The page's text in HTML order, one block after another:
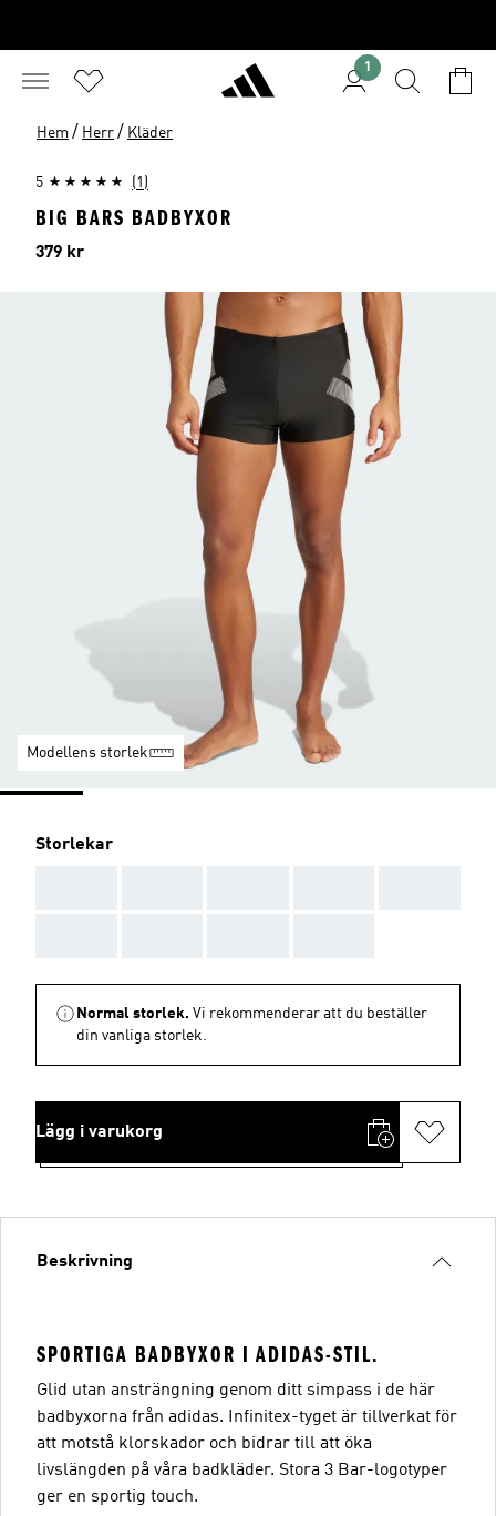
1
Hem / Herr / Kläder
5 (1)
BIG BARS BADBYXOR
Pris
379 kr
Modellens storlek
Storlekar
Normal storlek. Vi rekommenderar att du beställer
din vanliga storlek.
Lägg i varukorg
Beskrivning
SPORTIGA BADBYXOR I ADIDAS-STIL.
Glid utan ansträngning genom ditt simpass i de här
badbyxorna från adidas. Infinitex-tyget är tillverkat för
att motstå klorskador och bidrar till att öka
livslängden på våra badkläder. Stora 3 Bar-logotyper
ger en sportig touch.